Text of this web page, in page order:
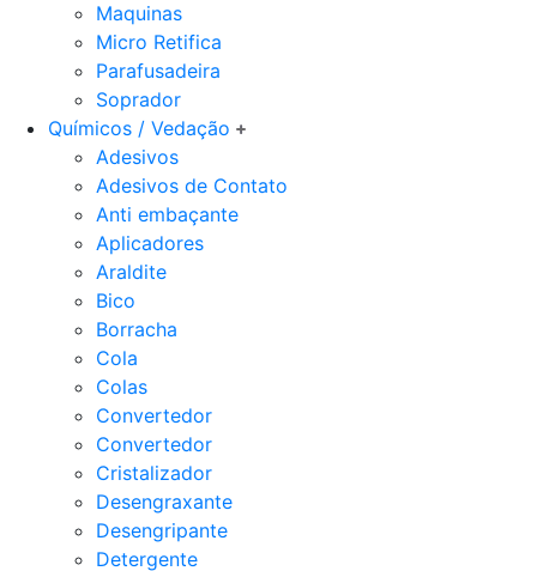
Maquinas
Micro Retifica
Parafusadeira
Soprador
Químicos / Vedação
Adesivos
Adesivos de Contato
Anti embaçante
Aplicadores
Araldite
Bico
Borracha
Cola
Colas
Convertedor
Convertedor
Cristalizador
Desengraxante
Desengripante
Detergente